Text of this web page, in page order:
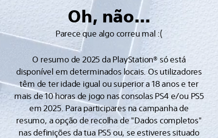
Oh, não...
Parece que algo correu mal :(
O resumo de 2025 da PlayStation® só está
disponível em determinados locais. Os utilizadores
têm de ter idade igual ou superior a 18 anos e ter
mais de 10 horas de jogo nas consolas PS4 e/ou PS5
em 2025. Para participares na campanha de
resumo, a opção de recolha de "Dados completos"
nas definições da tua PS5 ou, se estiveres situado